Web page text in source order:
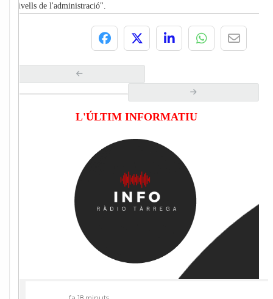
nivells de l'administració".
L'ÚLTIM INFORMATIU